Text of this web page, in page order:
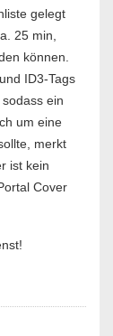
gelegt
25 min,
können.
ID3-Tags
ein
um eine
merkt
ist kein
Cover